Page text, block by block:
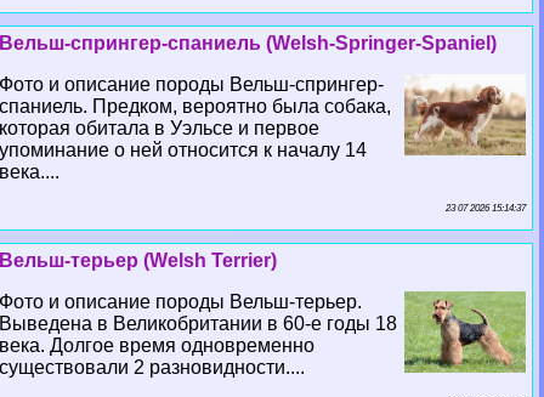
Вельш-спрингер-спаниель (Welsh-Springer-Spaniel)
Фото и описание породы Вельш-спрингер-
спаниель. Предком, вероятно была собака,
которая обитала в Уэльсе и первое
упоминание о ней относится к началу 14
века....
23 07 2026 15:14:37
Вельш-терьер (Welsh Terrier)
Фото и описание породы Вельш-терьер.
Выведена в Великобритании в 60-е годы 18
века. Долгое время одновременно
существовали 2 разновидности....